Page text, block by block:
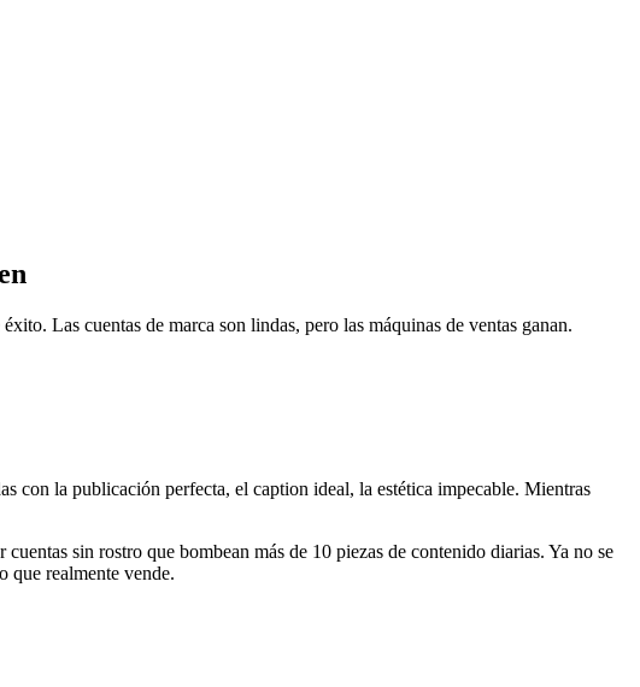
Las cuentas de marca son lindas, pero las máquinas de ventas ganan.
con la publicación perfecta, el caption ideal, la estética impecable. Mientras
sin rostro que bombean más de 10 piezas de contenido diarias. Ya no se
que realmente vende.